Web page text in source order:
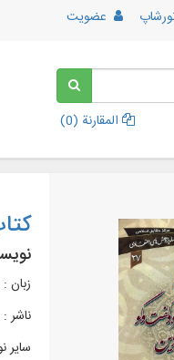
عضویت
المقارنة (0
)
زبان
ناشر :
سایر